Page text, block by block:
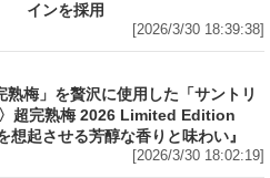
インを採用
[2026/3/30 18:39:38]
国産100％「超完熟梅」を贅沢に使
ントリー梅酒〈山崎蒸溜所貯蔵梅
梅 2026 Limited Edition 750ml」の
『桃を想起させる芳醇な香りと味